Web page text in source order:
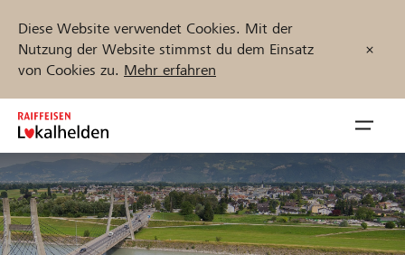
Diese Website verwendet Cookies. Mit der
Nutzung der Website stimmst du dem Einsatz
von Cookies zu. Mehr erfahren
Zum
Inhalt
springen
öffnen
Jetzt starten